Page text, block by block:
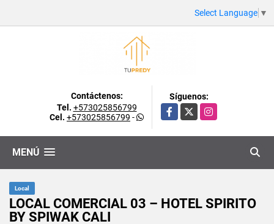
Select Language ▼
Contáctenos:
Tel. +573025856799
Cel. +573025856799 -
Síguenos:
Facebook
X Instagram
MENÚ
Local
LOCAL COMERCIAL 03 – HOTEL SPIRITO
BY SPIWAK CALI